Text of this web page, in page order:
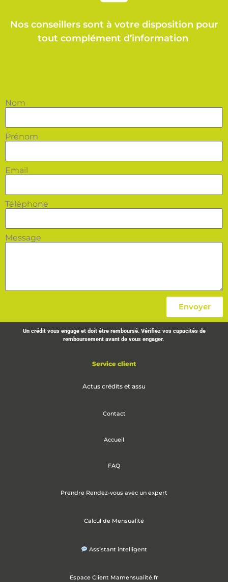
Nos conseillers sont à votre disposition pour
tout complément d’information
Nom
Prénom
Email
Téléphone
Message
Envoyer
Un crédit vous engage et doit être remboursé. Vérifiez vos capacités de
remboursement avant de vous engager.
Service client
Actus crédits et assu
Contact
Accueil
FAQ
Prendre Rendez-vous avec un expert
Calcul de Mensualité
Assistant intelligent
Espace Client Mamensualité.fr